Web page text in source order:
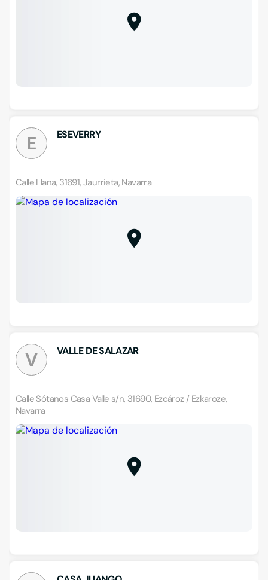
E ESEVERRY
Calle Llana, 31691, Jaurrieta, Navarra
V VALLE DE SALAZAR
Calle Sótanos Casa Valle s/n, 31690, Ezcároz / Ezkaroze,
Navarra